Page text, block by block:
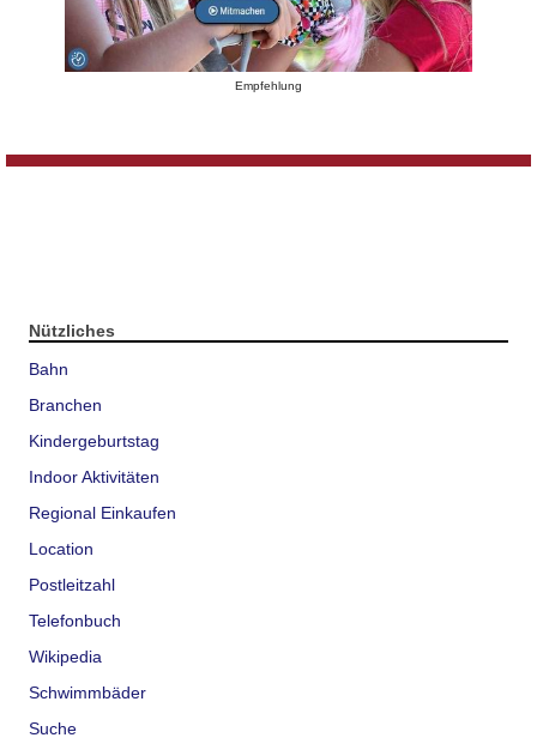
Empfehlung
Nützliches
Bahn
Branchen
Kindergeburtstag
Indoor Aktivitäten
Regional Einkaufen
Location
Postleitzahl
Telefonbuch
Wikipedia
Schwimmbäder
Suche